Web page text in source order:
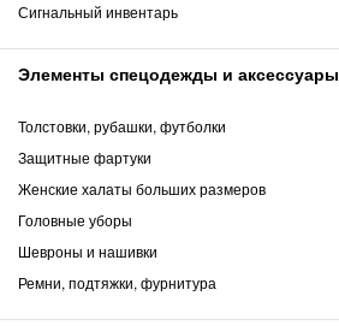
Сигнальный инвентарь
Элементы спецодежды и аксессуары
Толстовки, рубашки, футболки
Защитные фартуки
Женские халаты больших размеров
Головные уборы
Шевроны и нашивки
Ремни, подтяжки, фурнитура